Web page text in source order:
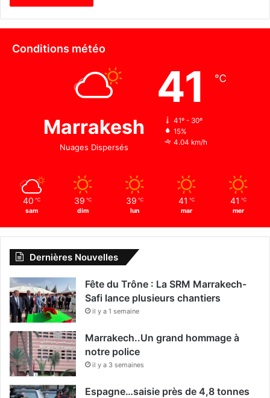
Conditions météo
Marrakesh
Nuages Dispersés
41 ℃
41º - 30º
15%
4.04 km/h
40 ℃
sam
39 ℃
dim
39 ℃
lun
41 ℃
mar
41 ℃
mer
Dernières Nouvelles
Fête du Trône : La SRM Marrakech-
Safi lance plusieurs chantiers
il y a 1 semaine
Marrakech..Un grand hommage à
notre police
il y a 3 semaines
Espagne…saisie près de 4,8 tonnes